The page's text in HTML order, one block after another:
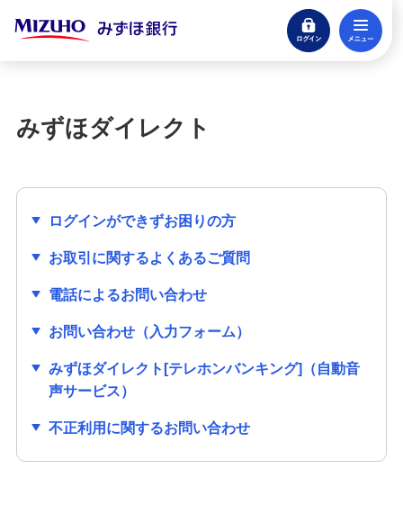
ログイン
閉じる
お客さまサポート
困ったときは・よくあるご質問
みずほダイレクト
紛失・喪失
振込
みずほダイレクト
ログインができずお困りの方
お取引に関するよくあるご質問
電話によるお問い合わせ
お問い合わせ（入力フォーム）
みずほダイレクト[テレホンバンキング]（自動音
声サービス）
不正利用に関するお問い合わせ